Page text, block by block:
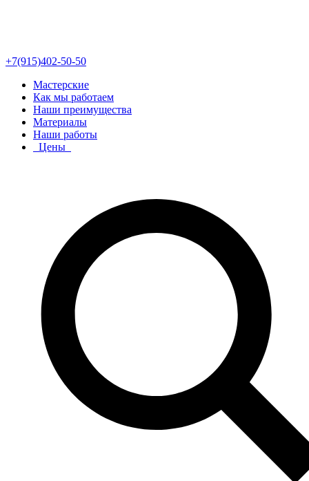
+7(915)402-50-50
Мастерские
Как мы работаем
Наши преимущества
Материалы
Наши работы
Цены